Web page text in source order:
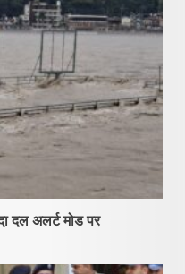
दल अलर्ट मोड पर